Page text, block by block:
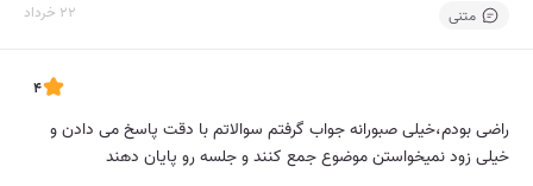
متنی 22 خرداد
4
راضی بودم،خیلی صبورانه جواب گرفتم سوالاتم با دقت پاسخ می دادن و
خیلی زود نمیخواستن موضوع جمع کنند و جلسه رو پایان دهند